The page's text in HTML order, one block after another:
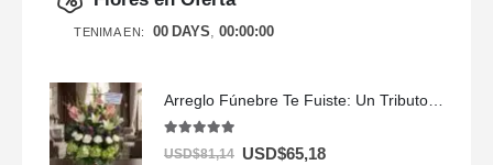
TENIMA EN: 00 DAYS 00:00:00
Arreglo Fúnebre Te Fuiste: Un Tributo de Amor 🌸🕊️
out of 5
USD$81,14 USD$65,18